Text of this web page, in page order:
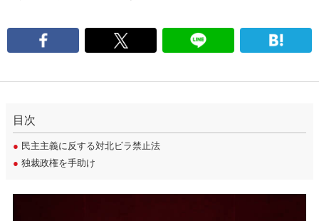
目次
● 民主主義に反する対北ビラ禁止法
● 独裁政権を手助け